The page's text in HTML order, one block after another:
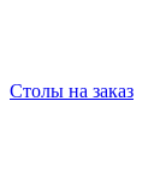
Столы на заказ